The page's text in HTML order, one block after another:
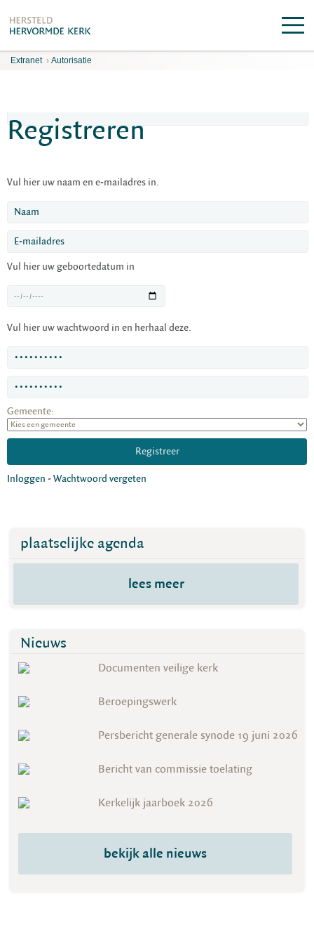
Extranet › Autorisatie
Registreren
Vul hier uw naam en e-mailadres in.
Vul hier uw geboortedatum in
Vul hier uw wachtwoord in en herhaal deze.
Gemeente:
Inloggen -Wachtwoord vergeten
plaatselijke agenda
lees meer
Nieuws
Documenten veilige kerk
Beroepingswerk
Persbericht generale synode 19 juni 2026
Bericht van commissie toelating
Kerkelijk jaarboek 2026
bekijk alle nieuws